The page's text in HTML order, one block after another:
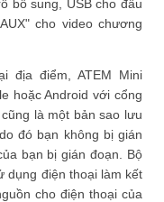
bổ sung, USB cho đầu
cho video chương
địa điểm, ATEM Mini
hoặc Android với cổng
là một bản sao lưu
đó bạn không bị gián
bạn bị gián đoạn. Bộ
dụng điện thoại làm kết
cho điện thoại của